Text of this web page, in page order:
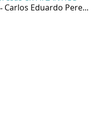
- Carlos Eduardo Pere...